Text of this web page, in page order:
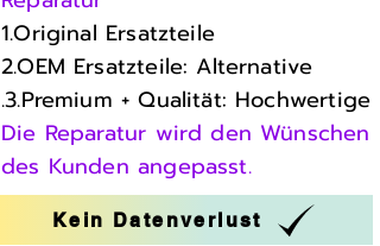
1.Original Ersatzteile
2.OEM Ersatzteile: Alternative
.3.Premium + Qualität: Hochwertige
Die Reparatur wird den Wünschen
des Kunden angepasst.
Kein Datenverlust